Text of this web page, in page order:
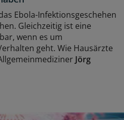
Ebola-Infektionsgeschehen
Gleichzeitig ist eine
wenn es um
geht. Wie Hausärzte
Jörg